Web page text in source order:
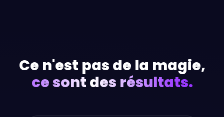
Ce n'est pas de la magie,
ce sont des résultats.